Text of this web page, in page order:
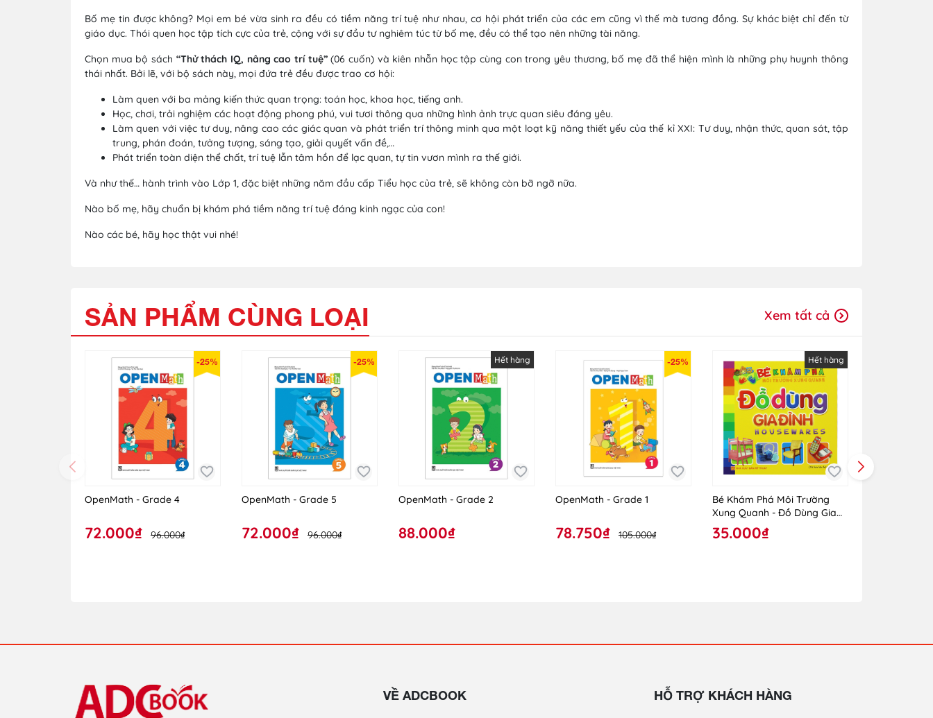
Bố mẹ tin được không? Mọi em bé vừa sinh ra đều có tiềm năng trí tuệ như nhau, cơ hội phát triển của các em cũng vì thế mà tương đồng. Sự khác biệt chỉ đến từ
giáo dục. Thói quen học tập tích cực của trẻ, cộng với sự đầu tư nghiêm túc từ bố mẹ, đều có thể tạo nên những tài năng.
Chọn mua bộ sách “Thử thách IQ, nâng cao trí tuệ”(06 cuốn) và kiên nhẫn học tập cùng con trong yêu thương, bố mẹ đã thể hiện mình là những phụ huynh thông
thái nhất. Bởi lẽ, với bộ sách này, mọi đứa trẻ đều được trao cơ hội:
Làm quen với ba mảng kiến thức quan trọng: toán học, khoa học, tiếng anh.
Học, chơi, trải nghiệm các hoạt động phong phú, vui tươi thông qua những hình ảnh trực quan siêu đáng yêu.
Làm quen với việc tư duy, nâng cao các giác quan và phát triển trí thông minh qua một loạt kỹ năng thiết yếu của thế kỉ XXI: Tư duy, nhận thức, quan sát, tập
trung, phán đoán, tưởng tượng, sáng tạo, giải quyết vấn đề,…
Phát triển toàn diện thể chất, trí tuệ lẫn tâm hồn để lạc quan, tự tin vươn mình ra thế giới.
Và như thế… hành trình vào Lớp 1, đặc biệt những năm đầu cấp Tiểu học của trẻ, sẽ không còn bỡ ngỡ nữa.
Nào bố mẹ, hãy chuẩn bị khám phá tiềm năng trí tuệ đáng kinh ngạc của con!
Nào các bé, hãy học thật vui nhé!
SẢN PHẨM CÙNG LOẠI Xem tất cả
-25%
OpenMath - Grade 4
72.000₫ 96.000₫
-25%
OpenMath - Grade 5
72.000₫ 96.000₫
Hết hàng
OpenMath - Grade 2
88.000₫
-25%
OpenMath - Grade 1
78.750₫ 105.000₫
Hết hàng
Bé Khám Phá Môi Trường
Xung Quanh - Đồ Dùng Gia
Đình
35.000₫
VỀ ADCBOOK HỖ TRỢ KHÁCH HÀNG